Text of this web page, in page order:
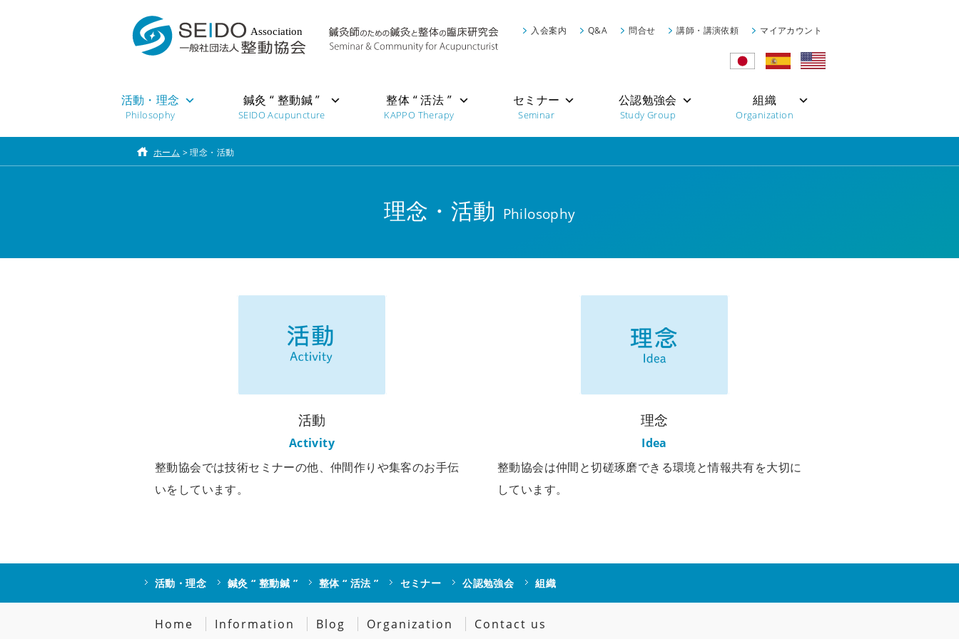
マイアカウント
講師・講演依頼
問合せ
Q&A
入会案内
活動・理念
Philosophy
鍼灸 “ 整動鍼 ”
SEIDO Acupuncture
整体 “ 活法 ”
KAPPO Therapy
セミナー
Seminar
公認勉強会
Study Group
組織
Organization
ホーム >理念・活動
理念・活動 Philosophy
活動
Activity
整動協会では技術セミナーの他、仲間作りや集客のお手伝
いをしています。
理念
Idea
整動協会は仲間と切磋琢磨できる環境と情報共有を大切に
しています。
活動・理念 鍼灸 “ 整動鍼 ” 整体 “ 活法 ” セミナー 公認勉強会 組織
Home Information Blog Organization Contact us